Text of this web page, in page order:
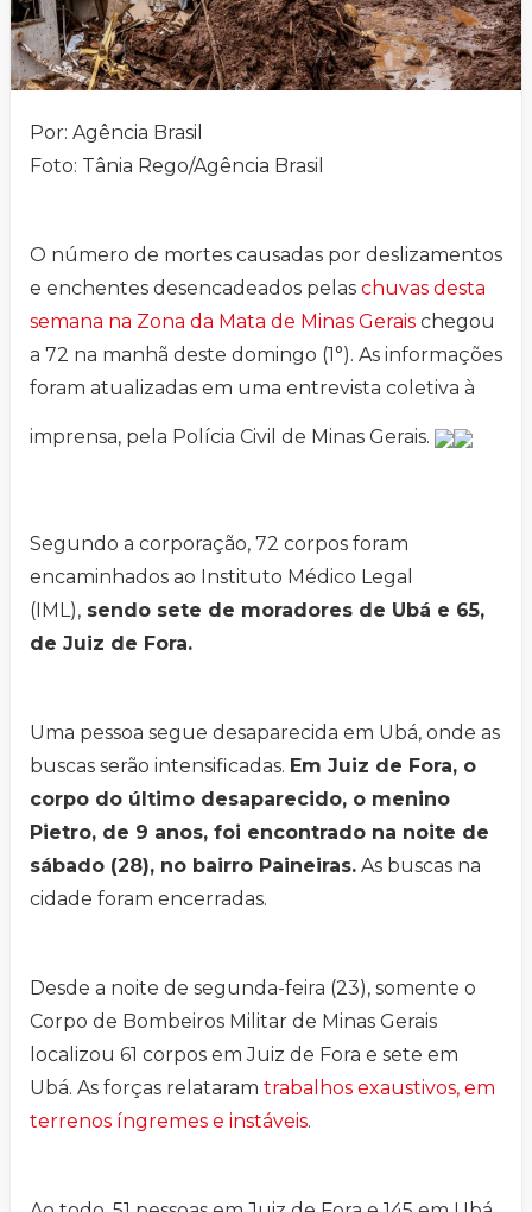
Por: Agência Brasil
Foto: Tânia Rego/Agência Brasil
O número de mortes causadas por deslizamentos
e enchentes desencadeados pelas chuvas desta
semana na Zona da Mata de Minas Gerais chegou
a 72 na manhã deste domingo (1°). As informações
foram atualizadas em uma entrevista coletiva à
imprensa, pela Polícia Civil de Minas Gerais.
Segundo a corporação, 72 corpos foram
encaminhados ao Instituto Médico Legal
(IML), sendo sete de moradores de Ubá e 65,
de Juiz de Fora.
Uma pessoa segue desaparecida em Ubá, onde as
buscas serão intensificadas. Em Juiz de Fora, o
corpo do último desaparecido, o menino
Pietro, de 9 anos, foi encontrado na noite de
sábado (28), no bairro Paineiras. As buscas na
cidade foram encerradas.
Desde a noite de segunda-feira (23), somente o
Corpo de Bombeiros Militar de Minas Gerais
localizou 61 corpos em Juiz de Fora e sete em
Ubá. As forças relataram trabalhos exaustivos, em
terrenos íngremes e instáveis.